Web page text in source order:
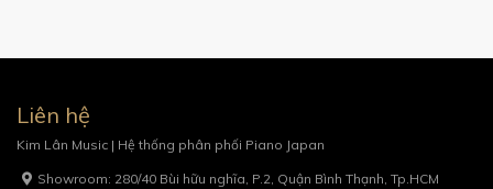
Liên hệ
Kim Lân Music | Hệ thống phân phối Piano Japan
Showroom: 280/40 Bùi hữu nghĩa, P.2, Quận Bình Thạnh, Tp.HCM